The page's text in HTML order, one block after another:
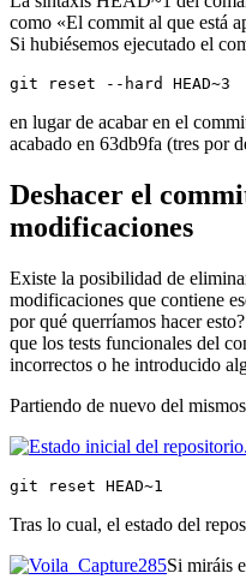
como «El commit al que está
Si hubiésemos ejecutado el
git reset --hard HEAD~3
en lugar de acabar en el
acabado en 63db9fa (tres por
Deshacer el
modificaciones
Existe la posibilidad de
modificaciones que contiene
por qué querríamos hacer
que los tests funcionales del
incorrectos o he introducido
Partiendo de nuevo del
git reset HEAD~1
Tras lo cual, el estado del
Si miráis